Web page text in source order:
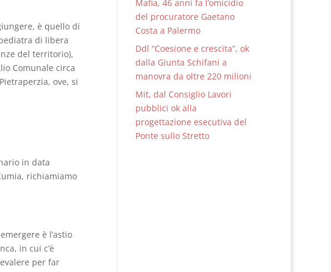
è quello di
di libera
del territorio),
Comunale circa
ove, si
in data
richiamiamo
è l’astio
in cui c’è
per far
Mafia, 46 anni fa l’omicidio
del procuratore Gaetano
Costa a Palermo
Ddl “Coesione e crescita”, ok
dalla Giunta Schifani a
manovra da oltre 220 milioni
Mit, dal Consiglio Lavori
pubblici ok alla
progettazione esecutiva del
Ponte sullo Stretto